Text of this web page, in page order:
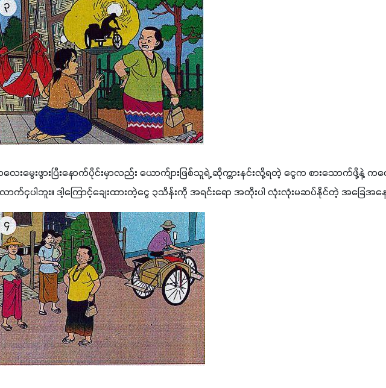
ေးမွေးဖွားပြီးနောက်ပိုင်းမှာလည်း ယောက်ျားဖြစ်သူရဲ့ ဆိုက္ကားနင်းလို့ရတဲ့ ငွေက စားသောက်ဖို့
ာက်ငှပါဘူး။ ဒါ့ကြောင့်ချေးထားတဲ့ငွေ ၃သိန်းကို အရင်းရော အတိုးပါ လုံးလုံးမဆပ်နိုင်တဲ့ အခြေအန